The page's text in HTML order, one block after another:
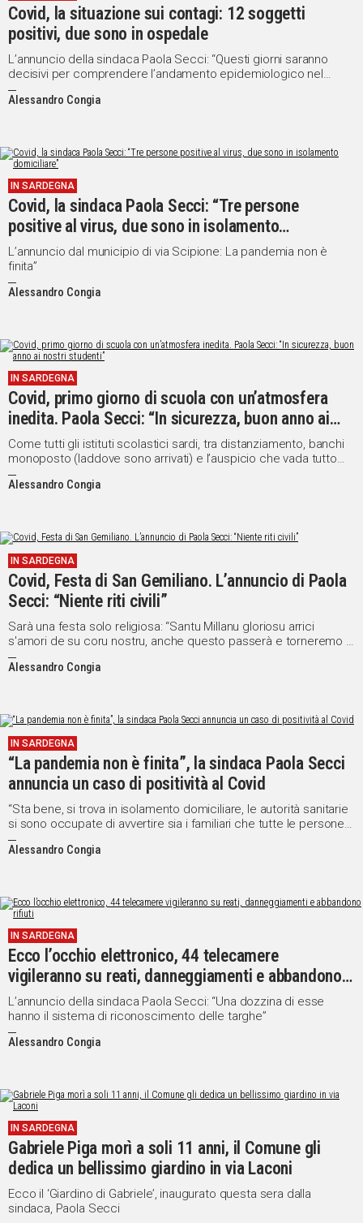
Covid, la situazione sui contagi: 12 soggetti
positivi, due sono in ospedale
L’annuncio della sindaca Paola Secci: “Questi giorni saranno
decisivi per comprendere l’andamento epidemiologico nel
nostro territorio”
Alessandro Congia
IN SARDEGNA
Covid, la sindaca Paola Secci: “Tre persone
positive al virus, due sono in isolamento
domiciliare”
L’annuncio dal municipio di via Scipione: La pandemia non è
finita”
Alessandro Congia
IN SARDEGNA
Covid, primo giorno di scuola con un’atmosfera
inedita. Paola Secci: “In sicurezza, buon anno ai
nostri studenti”
Come tutti gli istituti scolastici sardi, tra distanziamento, banchi
monoposto (laddove sono arrivati) e l’auspicio che vada tutto
bene
Alessandro Congia
IN SARDEGNA
Covid, Festa di San Gemiliano. L’annuncio di Paola
Secci: “Niente riti civili”
Sarà una festa solo religiosa: “Santu Millanu gloriosu arrici
s'amori de su coru nostru, anche questo passerà e torneremo a
far festa insieme”
Alessandro Congia
IN SARDEGNA
“La pandemia non è finita”, la sindaca Paola Secci
annuncia un caso di positività al Covid
“Sta bene, si trova in isolamento domiciliare, le autorità sanitarie
si sono occupate di avvertire sia i familiari che tutte le persone
entrate in contatto con lui”
Alessandro Congia
IN SARDEGNA
Ecco l’occhio elettronico, 44 telecamere
vigileranno su reati, danneggiamenti e abbandono
rifiuti
L’annuncio della sindaca Paola Secci: “Una dozzina di esse
hanno il sistema di riconoscimento delle targhe”
Alessandro Congia
IN SARDEGNA
Gabriele Piga morì a soli 11 anni, il Comune gli
dedica un bellissimo giardino in via Laconi
Ecco il ‘Giardino di Gabriele’, inaugurato questa sera dalla
sindaca, Paola Secci